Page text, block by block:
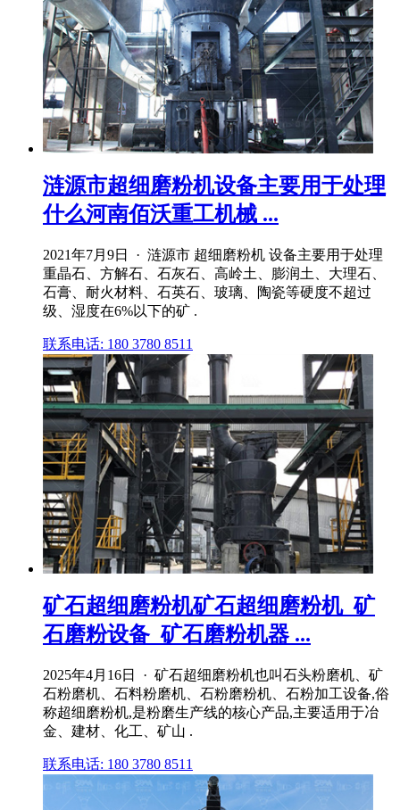
涟源市超细磨粉机设备主要用于处理
什么河南佰沃重工机械 ...
2021年7月9日 · 涟源市 超细磨粉机 设备主要用于处理
重晶石、方解石、石灰石、高岭土、膨润土、大理石、
石膏、耐火材料、石英石、玻璃、陶瓷等硬度不超过
级、湿度在6%以下的矿 .
联系电话: 180 3780 8511
矿石超细磨粉机矿石超细磨粉机_矿
石磨粉设备_矿石磨粉机器 ...
2025年4月16日 · 矿石超细磨粉机也叫石头粉磨机、矿
石粉磨机、石料粉磨机、石粉磨粉机、石粉加工设备,俗
称超细磨粉机,是粉磨生产线的核心产品,主要适用于冶
金、建材、化工、矿山 .
联系电话: 180 3780 8511